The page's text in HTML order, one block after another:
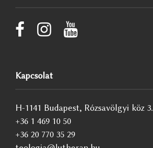
Kapcsolat
H-1141 Budapest, Rózsavölgyi köz 3.
+36 1 469 10 50
+36 20 770 35 29